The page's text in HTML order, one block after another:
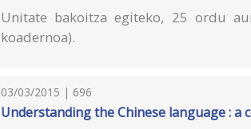
Unitate bakoitza egiteko, 25 ordu
koadernoa).
03/03/2015 | 696
Understanding the Chinese language :